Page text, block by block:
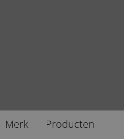
Merk Producten